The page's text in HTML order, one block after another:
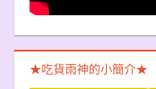
★吃貨雨神的小簡介★